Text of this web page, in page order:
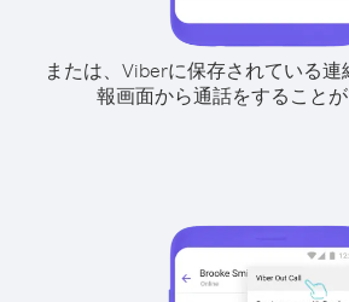
または、Viberに保存されている
報画面から通話をすることが